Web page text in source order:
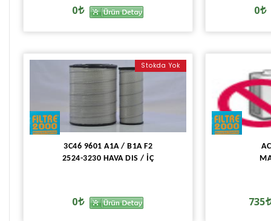
0 0
Stokda Yok
3C46 9601 A1A / B1A F2
2524-3230 HAVA DIS / İÇ
0 735